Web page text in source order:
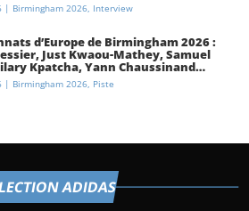
| Birmingham 2026, Interview
d’Europe de Birmingham 2026 :
Just Kwaou-Mathey, Samuel
Kpatcha, Yann Chaussinand…
de l’équipe de France
| Birmingham 2026, Piste
ADIDAS